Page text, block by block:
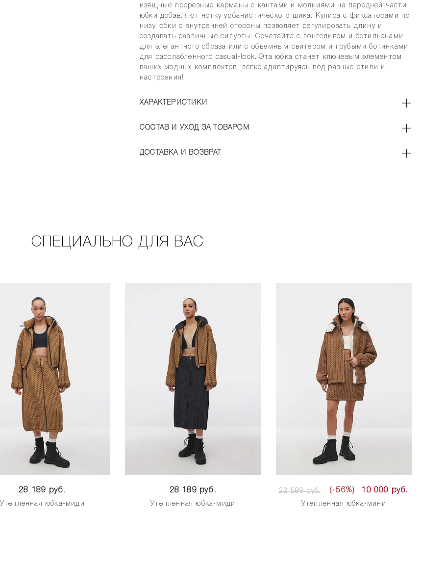
изящные прорезные карманы с кантами и молниями на передней части
юбки добавляют нотку урбанистического шика. Кулиса с фиксаторами по
низу юбки с внутренней стороны позволяет регулировать длину и
создавать различные силуэты. Сочетайте с лонгсливом и ботильонами
для элегантного образа или с объемным свитером и грубыми ботинками
для расслабленного casual-look. Эта юбка станет ключевым элементом
ваших модных комплектов, легко адаптируясь под разные стили и
настроения!
ХАРАКТЕРИСТИКИ
СОСТАВ И УХОД ЗА ТОВАРОМ
ДОСТАВКА И ВОЗВРАТ
СПЕЦИАЛЬНО ДЛЯ ВАС
28 189 руб.
Утепленная юбка-миди
28 189 руб.
Утепленная юбка-миди
22 589 руб. (-56%) 10 000 руб.
Утепленная юбка-мини